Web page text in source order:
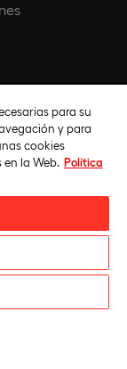
para su
y para
cookies
la Web. Política